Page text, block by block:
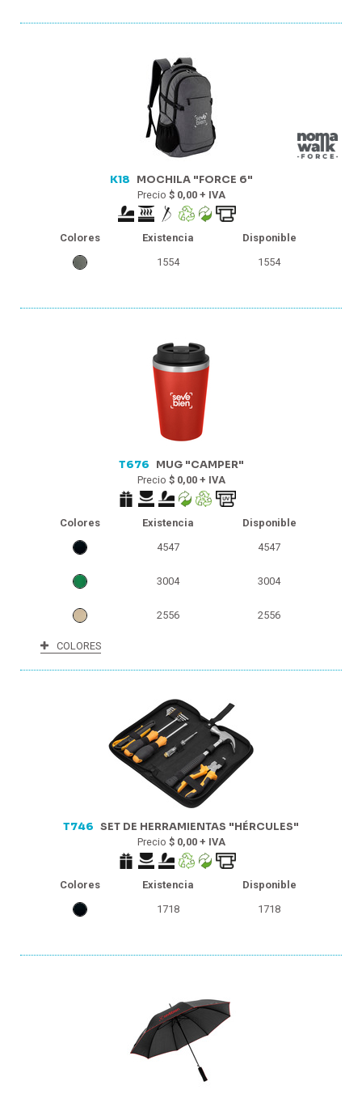
K18 MOCHILA "FORCE 6"
Precio $ 0,00 + IVA
Colores Existencia
Disponible
1554
1554
T676 MUG "CAMPER"
Precio $ 0,00 + IVA
Colores Existencia
Disponible
4547
4547
3004 3004
2556 2556
803
140
COLORES
T746 SET DE HERRAMIENTAS "HÉRCULES"
Precio $ 0,00 + IVA
Colores Existencia
Disponible
1718
1718